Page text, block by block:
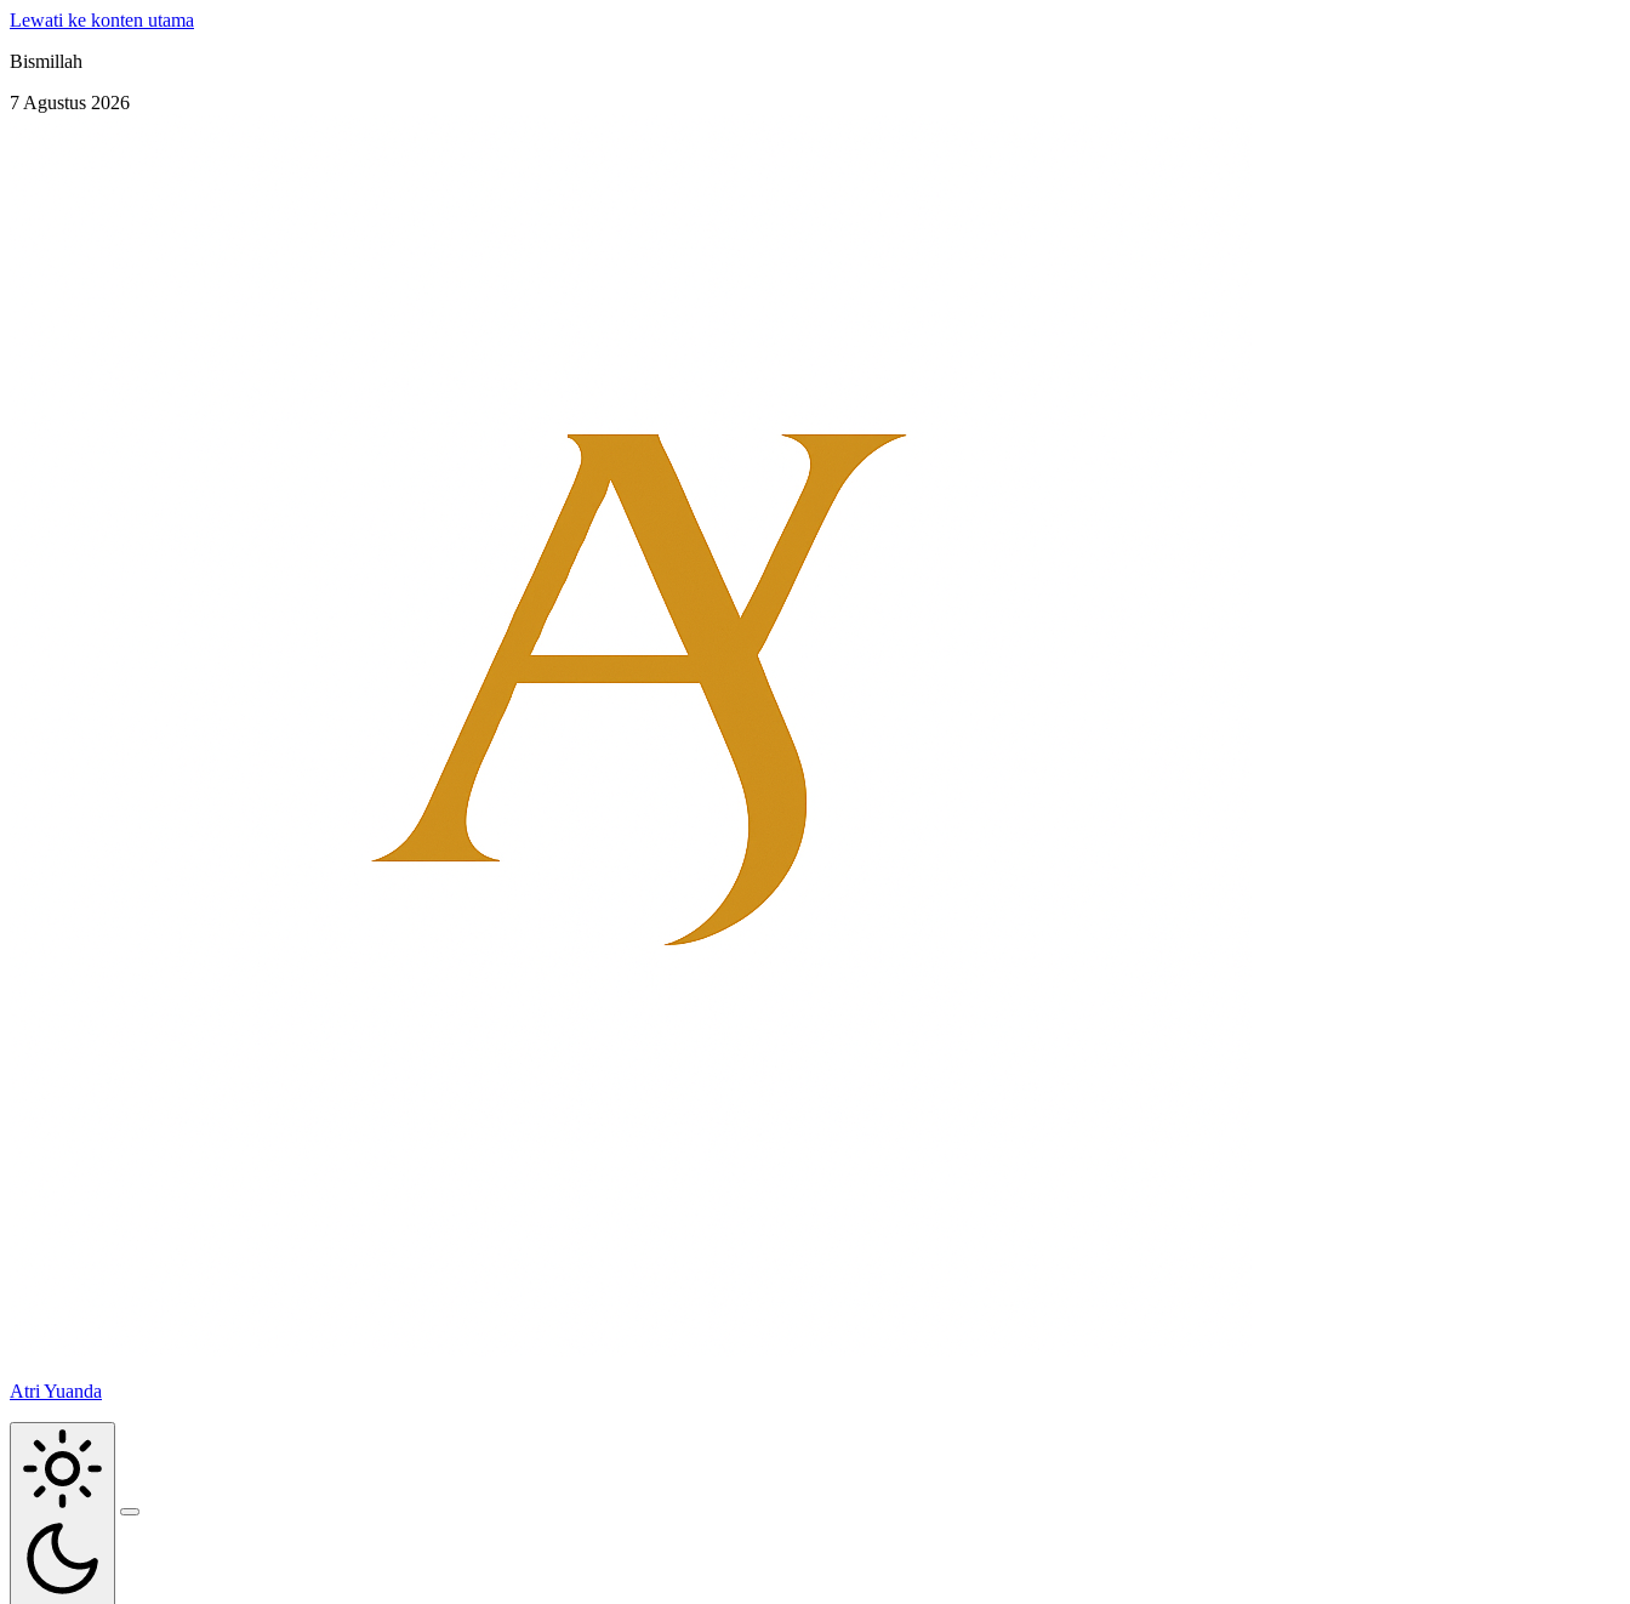
Lewati ke konten utama
Bismillah
7 Agustus 2026
Atri Yuanda
Buka